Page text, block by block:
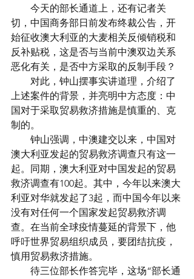
今天的部长通道上，还有记者关
切，中国商务部日前发布终裁公告，开
始征收澳大利亚的大麦相关反倾销税和
反补贴税，这是否与当前中澳双边关系
恶化有关，是否中方采取的反制手段？
对此，钟山摆事实讲道理，介绍了
上述案件的背景，并亮明中方态度：中
国对于采取贸易救济措施是慎重的、克
制的。
钟山强调，中澳建交以来，中国对
澳大利亚发起的贸易救济调查只有这一
起。同期，澳大利亚对中国发起的贸易
救济调查有100起。其中，今年以来澳大
利亚对华就发起了3起，而中国今年以来
没有对任何一个国家发起贸易救济调
查。在当前全球疫情蔓延的背景下，他
呼吁世界贸易组织成员，要团结抗疫，
慎用贸易救济措施。
待三位部长作答完毕，这场“部长通